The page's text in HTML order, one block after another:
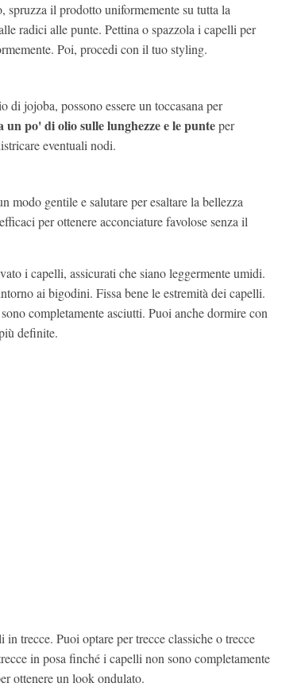
il prodotto uniformemente su tutta la
radici alle punte. Pettina o spazzola i capelli per
Poi, procedi con il tuo styling.
jojoba, possono essere un toccasana per
un po' di olio sulle lunghezze e le punteper
eventuali nodi.
gentile e salutare per esaltare la bellezza
per ottenere acconciature favolose senza il
i capelli, assicurati che siano leggermente umidi.
ai bigodini. Fissa bene le estremità dei capelli.
completamente asciutti. Puoi anche dormire con
definite.
trecce. Puoi optare per trecce classiche o trecce
in posa finché i capelli non sono completamente
ottenere un look ondulato.